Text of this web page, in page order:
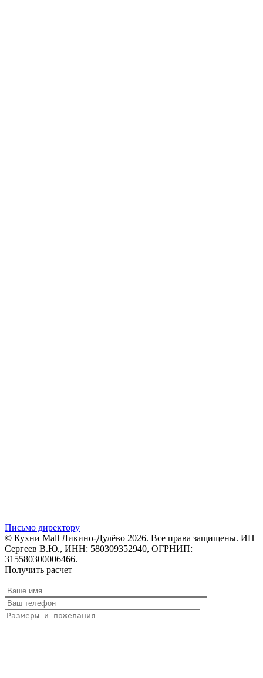
Письмо директору
© Кухни Mall Ликино-Дулёво 2026. Все права защищены. ИП
Сергеев В.Ю., ИНН: 580309352940, ОГРНИП:
315580300006466.
Получить расчет